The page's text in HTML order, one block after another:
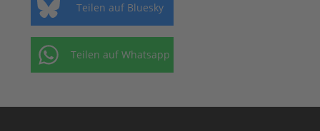
Teilen auf Bluesky
Teilen auf Whatsapp